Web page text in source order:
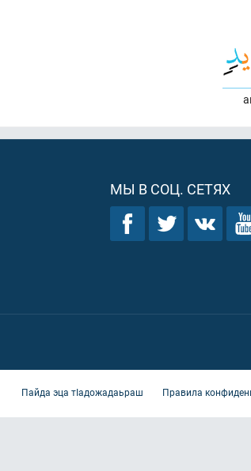
МЫ В СОЦ. СЕТЯХ
Пайда эца тIадожадаьраш Правила